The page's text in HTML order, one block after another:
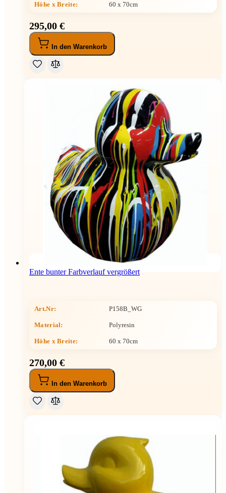
Höhe x Breite: 60 x 70cm
295,00 €
In den Warenkorb
Ente bunter Farbverlauf vergrößert
Art.Nr: P158B_WG
Material: Polyresin
Höhe x Breite: 60 x 70cm
270,00 €
In den Warenkorb